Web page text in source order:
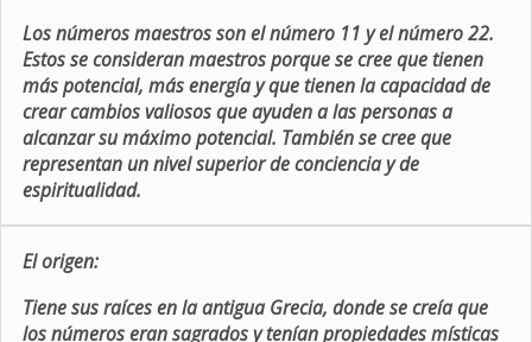
Los números maestros son el número 11 y el número 22.
Estos se consideran maestros porque se cree que tienen
más potencial, más energía y que tienen la capacidad de
crear cambios valiosos que ayuden a las personas a
alcanzar su máximo potencial. También se cree que
representan un nivel superior de conciencia y de
espiritualidad.
El origen:
Tiene sus raíces en la antigua Grecia, donde se creía que
los números eran sagrados y tenían propiedades místicas